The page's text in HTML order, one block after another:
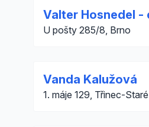
Valter Hosnedel -
U pošty 285/8, Brno
Vanda Kalužová
1. máje 129, Třinec-